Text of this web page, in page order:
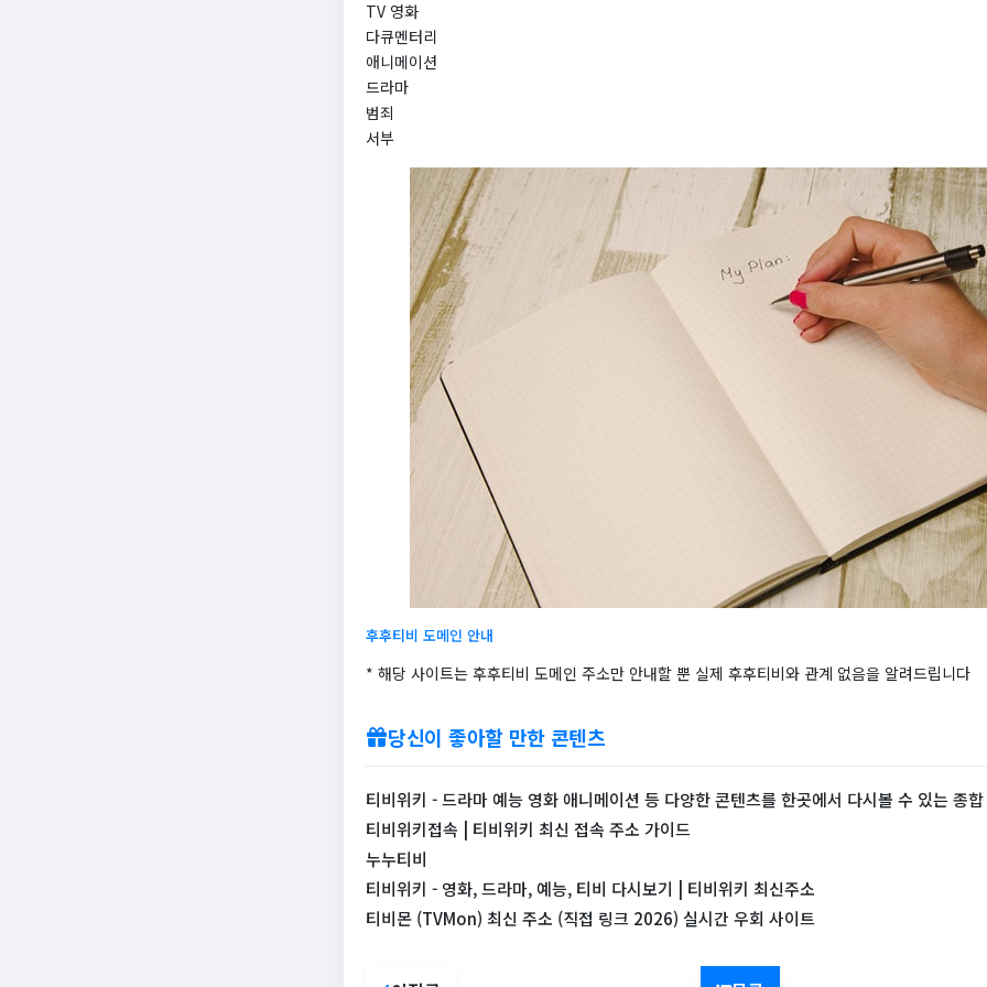
TV 영화
다큐멘터리
애니메이션
드라마
범죄
서부
후후티비 도메인 안내
* 해당 사이트는 후후티비 도메인 주소만 안내할 뿐 실제 후후티비와 관계 없음을 알려드립니다
당신이 좋아할 만한 콘텐츠
티비위키 - 드라마 예능 영화 애니메이션 등 다양한 콘텐츠를 한곳에서 다시볼 수 있는 종
티비위키접속 | 티비위키 최신 접속 주소 가이드
누누티비
티비위키 - 영화, 드라마, 예능, 티비 다시보기 | 티비위키 최신주소
티비몬 (TVMon) 최신 주소 (직접 링크 2026) 실시간 우회 사이트